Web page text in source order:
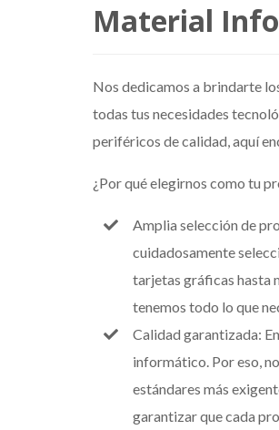
Material
Nos dedicamos a brindarte
todas tus necesidades
periféricos de calidad, aquí
¿Por qué elegirnos como tu
Amplia selección de
cuidadosamente
tarjetas gráficas hasta
tenemos todo lo que
Calidad garantizada:
informático. Por eso,
estándares más
garantizar que cada